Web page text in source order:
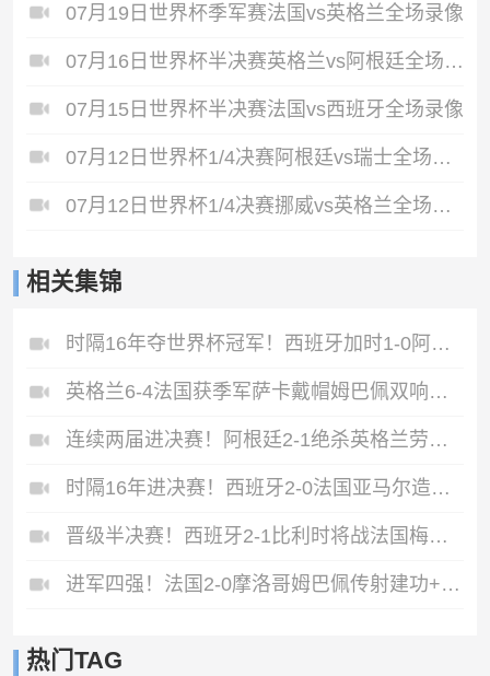
07月19日世界杯季军赛法国vs英格兰全场录像
07月16日世界杯半决赛英格兰vs阿根廷全场录像
07月15日世界杯半决赛法国vs西班牙全场录像
07月12日世界杯1/4决赛阿根廷vs瑞士全场录像
07月12日世界杯1/4决赛挪威vs英格兰全场录像
相关集锦
时隔16年夺世界杯冠军！西班牙加时1-0阿根廷费兰制胜恩佐染红
英格兰6-4法国获季军萨卡戴帽姆巴佩双响创纪录奥利塞2助+失良机
连续两届进决赛！阿根廷2-1绝杀英格兰劳塔罗恩佐破门梅西两助攻
时隔16年进决赛！西班牙2-0法国亚马尔造点奥亚萨瓦尔、波罗破门
晋级半决赛！西班牙2-1比利时将战法国梅里诺替补绝杀拉门斯送礼
进军四强！法国2-0摩洛哥姆巴佩传射建功+失点登贝莱贴地斩
热门TAG